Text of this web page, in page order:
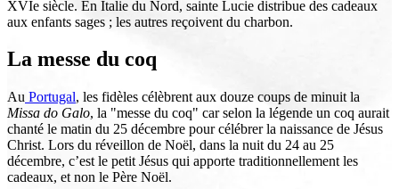
XVIe siècle. En Italie du Nord, sainte Lucie distribue des cadeaux
aux enfants sages ; les autres reçoivent du charbon.
La messe du coq
Au Portugal, les fidèles célèbrent aux douze coups de minuit la
Missa do Galo, la "messe du coq" car selon la légende un coq aurait
chanté le matin du 25 décembre pour célébrer la naissance de Jésus
Christ. Lors du réveillon de Noël, dans la nuit du 24 au 25
décembre, c’est le petit Jésus qui apporte traditionnellement les
cadeaux, et non le Père Noël.